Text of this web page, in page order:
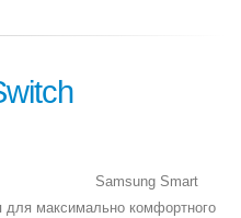
Samsung Smart
для максимально комфортного